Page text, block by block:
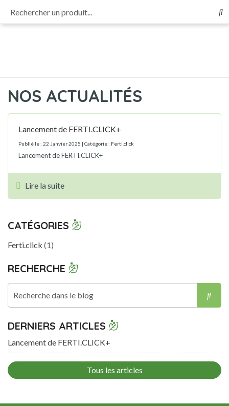
Afin d’évaluer et d’améliorer Ferti.click, votre avis et vos remarques nous
intéressent. Participez à notre enquête de satisfaction
NOS ACTUALITÉS
Lancement de FERTI.CLICK+
Publié le : 22 Janvier 2025 | Catégorie : Ferti.click
Lancement de FERTI.CLICK+
Lire la suite
CATÉGORIES
Ferti.click (1)
RECHERCHE
DERNIERS ARTICLES
Lancement de FERTI.CLICK+
Tous les articles